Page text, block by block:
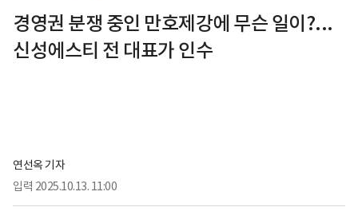
경영권 분쟁 중인 만호제강에 무슨 일이?...
신성에스티 전 대표가 인수
연선옥 기자
입력 2025.10.13. 11:00